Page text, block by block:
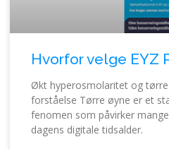
Hvorfor velge EYZ
Økt hyperosmolaritet og tørre
forståelse Tørre øyne er et
fenomen som påvirker
dagens digitale tidsalder.